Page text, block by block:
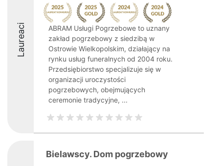
Laureaci
ABRAM Usługi Pogrzebowe to uznany
zakład pogrzebowy z siedzibą w
Ostrowie Wielkopolskim, działający na
rynku usług funeralnych od 2004 roku.
Przedsiębiorstwo specjalizuje się w
organizacji uroczystości
pogrzebowych, obejmujących
ceremonie tradycyjne, ...
Bielawscy. Dom pogrzebowy